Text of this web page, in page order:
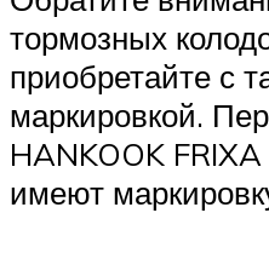
тормозных
приобретайте с
маркировкой.
HANKOOK
имеют